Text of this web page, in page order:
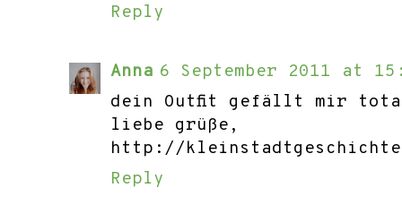
Reply
Anna 6 September 2011 at
dein Outfit gefällt mir
liebe grüße,
http://
Reply